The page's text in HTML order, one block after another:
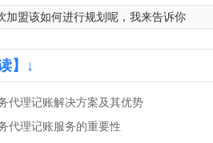
加盟该如何进行规划呢，我来告诉你
】↓
代理记账解决方案及其优势
代理记账服务的重要性